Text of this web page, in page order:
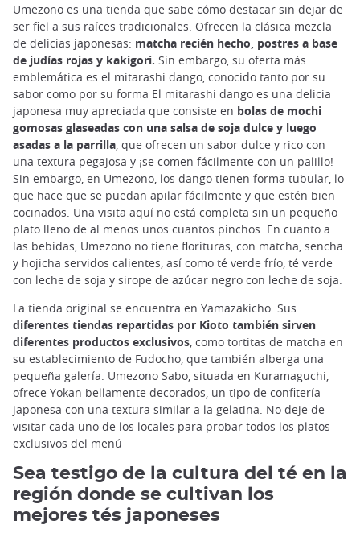
Umezono es una tienda que sabe cómo destacar sin dejar de
ser fiel a sus raíces tradicionales. Ofrecen la clásica mezcla
de delicias japonesas: matcha recién hecho, postres a base
de judías rojas y kakigori. Sin embargo, su oferta más
emblemática es el mitarashi dango, conocido tanto por su
sabor como por su forma El mitarashi dango es una delicia
japonesa muy apreciada que consiste en bolas de mochi
gomosas glaseadas con una salsa de soja dulce y luego
asadas a la parrilla , que ofrecen un sabor dulce y rico con
una textura pegajosa y ¡se comen fácilmente con un palillo!
Sin embargo, en Umezono, los dango tienen forma tubular, lo
que hace que se puedan apilar fácilmente y que estén bien
cocinados. Una visita aquí no está completa sin un pequeño
plato lleno de al menos unos cuantos pinchos. En cuanto a
las bebidas, Umezono no tiene florituras, con matcha, sencha
y hojicha servidos calientes, así como té verde frío, té verde
con leche de soja y sirope de azúcar negro con leche de soja.
La tienda original se encuentra en Yamazakicho. Sus
diferentes tiendas repartidas por Kioto también sirven
diferentes productos exclusivos , como tortitas de matcha en
su establecimiento de Fudocho, que también alberga una
pequeña galería. Umezono Sabo, situada en Kuramaguchi,
ofrece Yokan bellamente decorados, un tipo de confitería
japonesa con una textura similar a la gelatina. No deje de
visitar cada uno de los locales para probar todos los platos
exclusivos del menú
Sea testigo de la cultura del té en la
región donde se cultivan los
mejores tés japoneses